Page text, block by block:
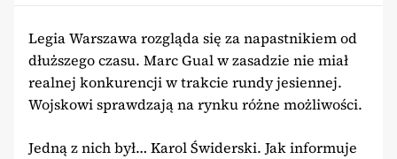
Legia Warszawa rozgląda się za napastnikiem od
dłuższego czasu. Marc Gual w zasadzie nie miał
realnej konkurencji w trakcie rundy jesiennej.
Wojskowi sprawdzają na rynku różne możliwości.
Jedną z nich był… Karol Świderski. Jak informuje